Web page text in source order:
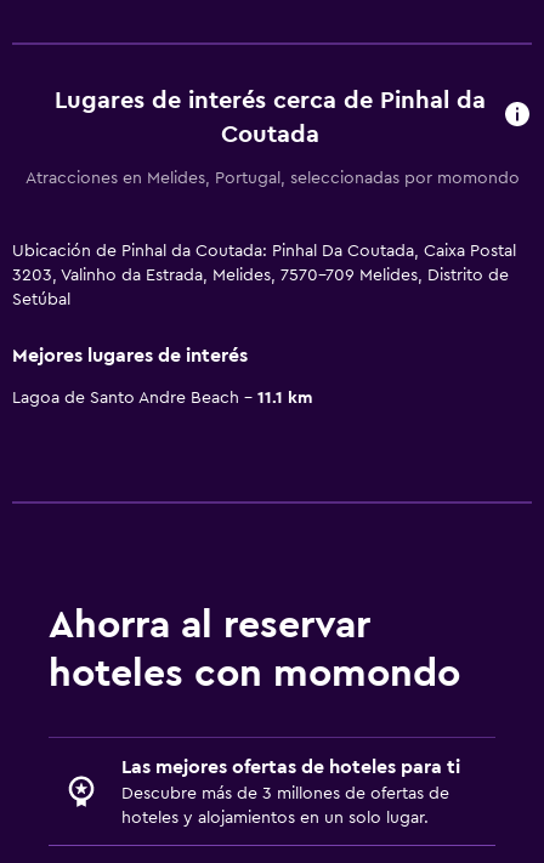
Lugares de interés cerca de Pinhal da
Coutada
Atracciones en Melides, Portugal, seleccionadas por momondo
Ubicación de Pinhal da Coutada: Pinhal Da Coutada, Caixa Postal
3203, Valinho da Estrada, Melides, 7570-709 Melides, Distrito de
Setúbal
Mejores lugares de interés
Lagoa de Santo Andre Beach 11.1 km
Ahorra al reservar
hoteles con momondo
Las mejores ofertas de hoteles para ti
Descubre más de 3 millones de ofertas de
hoteles y alojamientos en un solo lugar.